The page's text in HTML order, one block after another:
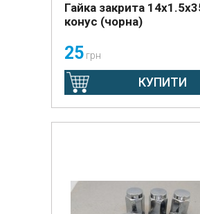
Гайка закрита
конус (чорна)
25 грн
КУПИТИ